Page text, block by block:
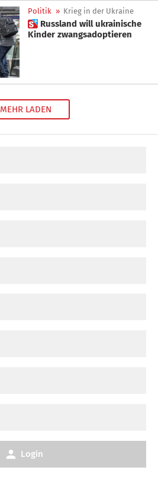
Politik » Krieg in der Ukraine
 Russland will ukrainische
Kinder zwangsadoptieren
MEHR LADEN
Login